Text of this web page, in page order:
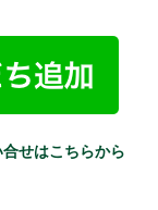
せはこちらから